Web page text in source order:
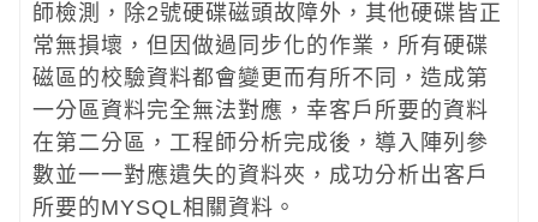
師檢測，除2號硬碟磁頭故障外，其他硬碟皆正
常無損壞，但因做過同步化的作業，所有硬碟
磁區的校驗資料都會變更而有所不同，造成第
一分區資料完全無法對應，幸客戶所要的資料
在第二分區，工程師分析完成後，導入陣列參
數並一一對應遺失的資料夾，成功分析出客戶
所要的MYSQL相關資料。